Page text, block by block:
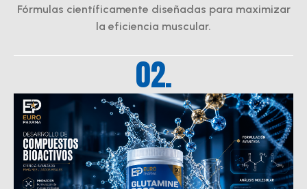
Fórmulas científicamente diseñadas para maximizar
la eficiencia muscular.
02.